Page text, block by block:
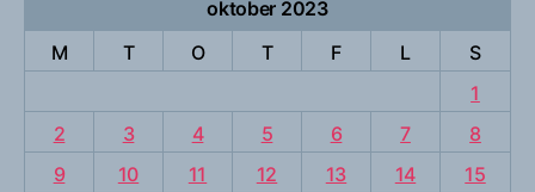
oktober 2023
M
T O T F L
S
1
2
3 4 5 6 7
8
9
10 11 12 13 14
15